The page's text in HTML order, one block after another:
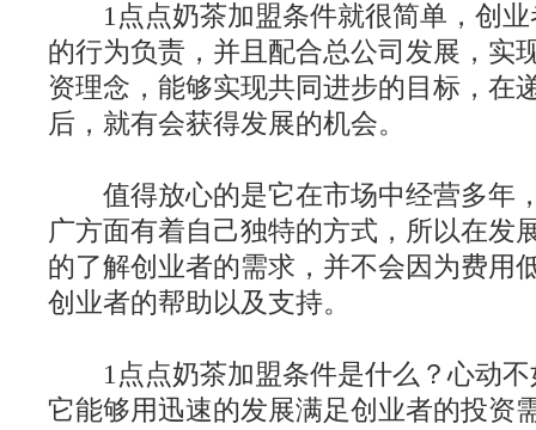
1点点奶茶加盟条件就很简单，创业
的行为负责，并且配合总公司发展，实
资理念，能够实现共同进步的目标，在
后，就有会获得发展的机会。
值得放心的是它在市场中经营多年
广方面有着自己独特的方式，所以在发
的了解创业者的需求，并不会因为费用
创业者的帮助以及支持。
1点点奶茶加盟条件是什么？心动不
它能够用迅速的发展满足创业者的投资